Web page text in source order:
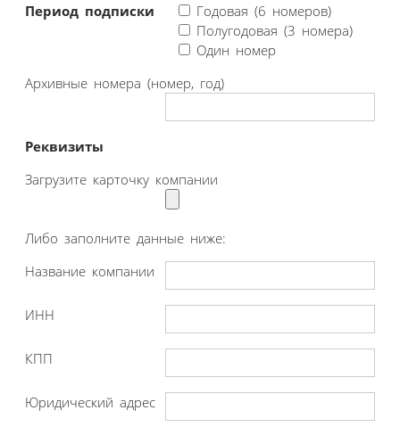
Период подписки
Годовая (6 номеров)
Полугодовая (3 номера)
Один номер
Архивные номера (номер, год)
Реквизиты
Загрузите карточку компании
Либо заполните данные ниже:
Название компании
ИНН
КПП
Юридический адрес